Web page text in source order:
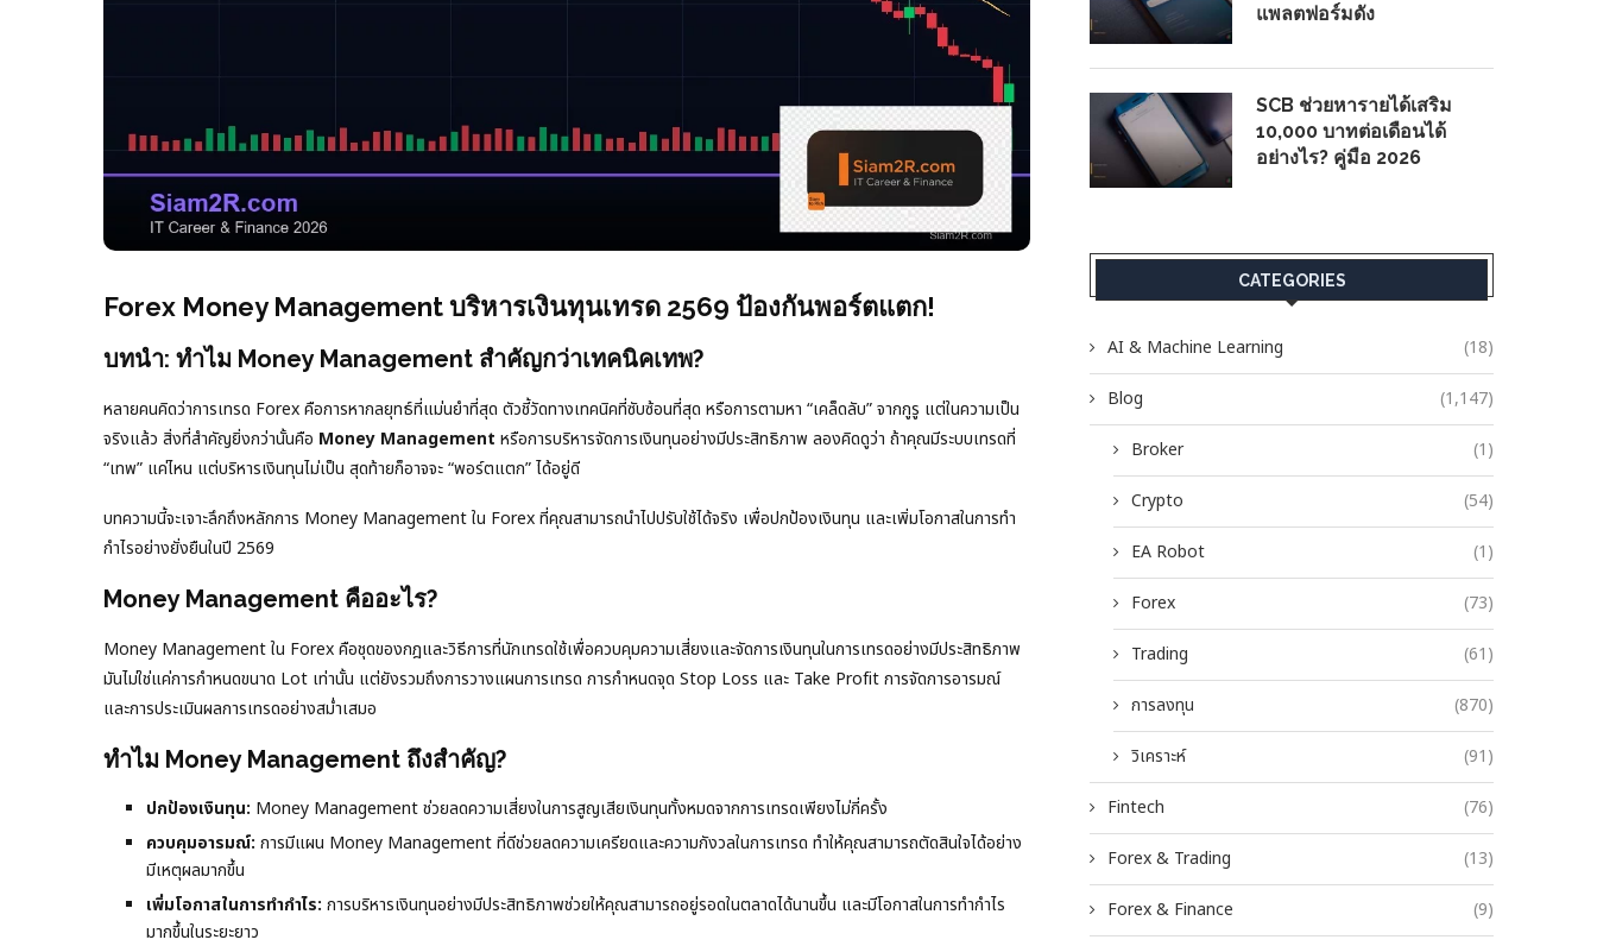
Forex Money Management บริหารเงินทุนเทรด 2569 ป้องกันพอร์ตแตก!
บทนำ: ทำไม Money Management สำคัญกว่าเทคนิคเทพ?
หลายคนคิดว่าการเทรด Forex คือการหากลยุทธ์ที่แม่นยำที่สุด ตัวชี้วัดทางเทคนิคที่ซับซ้อนที่สุด หรือการตามหา “เคล็ดลับ” จากกูรู แต่ในความเป็น
จริงแล้ว สิ่งที่สำคัญยิ่งกว่านั้นคือ Money Management หรือการบริหารจัดการเงินทุนอย่างมีประสิทธิภาพ ลองคิดดูว่า ถ้าคุณมีระบบเทรดที่
“เทพ” แค่ไหน แต่บริหารเงินทุนไม่เป็น สุดท้ายก็อาจจะ “พอร์ตแตก” ได้อยู่ดี
บทความนี้จะเจาะลึกถึงหลักการ Money Management ใน Forex ที่คุณสามารถนำไปปรับใช้ได้จริง เพื่อปกป้องเงินทุน และเพิ่มโอกาสในการทำ
กำไรอย่างยั่งยืนในปี 2569
Money Management คืออะไร?
Money Management ใน Forex คือชุดของกฎและวิธีการที่นักเทรดใช้เพื่อควบคุมความเสี่ยงและจัดการเงินทุนในการเทรดอย่างมีประสิทธิภาพ
มันไม่ใช่แค่การกำหนดขนาด Lot เท่านั้น แต่ยังรวมถึงการวางแผนการเทรด การกำหนดจุด Stop Loss และ Take Profit การจัดการอารมณ์
และการประเมินผลการเทรดอย่างสม่ำเสมอ
ทำไม Money Management ถึงสำคัญ?
ปกป้องเงินทุน: Money Management ช่วยลดความเสี่ยงในการสูญเสียเงินทุนทั้งหมดจากการเทรดเพียงไม่กี่ครั้ง
ควบคุมอารมณ์: การมีแผน Money Management ที่ดีช่วยลดความเครียดและความกังวลในการเทรด ทำให้คุณสามารถตัดสินใจได้อย่าง
มีเหตุผลมากขึ้น
เพิ่มโอกาสในการทำกำไร: การบริหารเงินทุนอย่างมีประสิทธิภาพช่วยให้คุณสามารถอยู่รอดในตลาดได้นานขึ้น และมีโอกาสในการทำกำไร
มากขึ้นในระยะยาว
แพลตฟอร์มดัง
SCB ช่วยหารายได้เสริม
10,000 บาทต่อเดือนได้
อย่างไร? คู่มือ 2026
CATEGORIES
AI & Machine Learning (18)
Blog (1,147)
Broker (1)
Crypto (54)
EA Robot (1)
Forex (73)
Trading (61)
การลงทุน (870)
วิเคราะห์ (91)
Fintech (76)
Forex & Trading (13)
Forex & Finance (9)